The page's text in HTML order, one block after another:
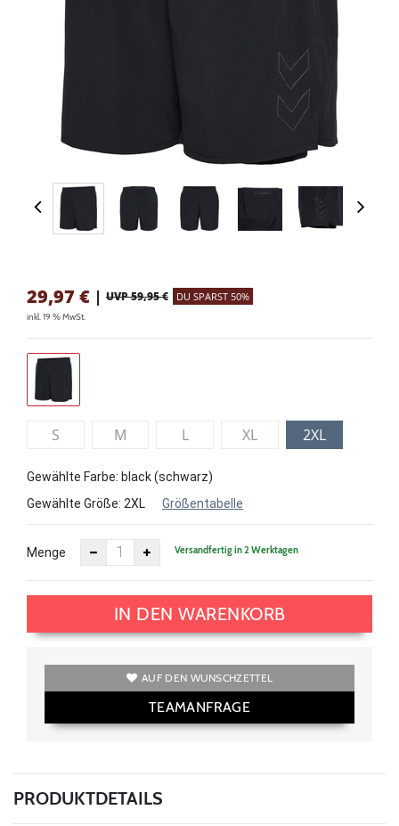
29,97 € | UVP 59,95 € DU SPARST 50%
inkl. 19 % MwSt.
S M L XL 2XL
Gewählte Farbe: black (schwarz)
Gewählte Größe: 2XL Größentabelle
Menge Versandfertig in 2 Werktagen
IN DEN WARENKORB
AUF DEN WUNSCHZETTEL
TEAMANFRAGE
PRODUKTDETAILS